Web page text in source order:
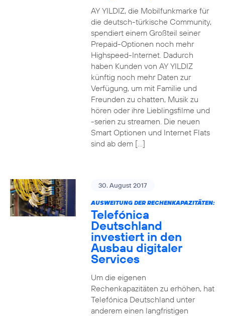
AY YILDIZ, die Mobilfunkmarke für
die deutsch-türkische Community,
spendiert einem Großteil seiner
Prepaid-Optionen noch mehr
Highspeed-Internet. Dadurch
haben Kunden von AY YILDIZ
künftig noch mehr Daten zur
Verfügung, um mit Familie und
Freunden zu chatten, Musik zu
hören oder ihre Lieblingsfilme und
-serien zu streamen. Die neuen
Smart Optionen und Internet Flats
sind ab dem […]
30. August 2017
AUSWEITUNG DER RECHENKAPAZITÄTEN:
Telefónica
Deutschland
investiert in den
Ausbau digitaler
Services
Um die eigenen
Rechenkapazitäten zu erhöhen, hat
Telefónica Deutschland unter
anderem einen langfristigen